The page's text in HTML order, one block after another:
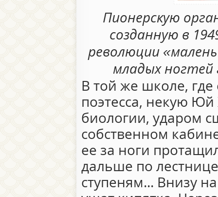
Пионерскую
созданную в
революции
младых ногтей
В той же школе, где
поэтесса, некую
биологии, ударом
собственном
ее за ноги
дальше по
ступеням... Внизу